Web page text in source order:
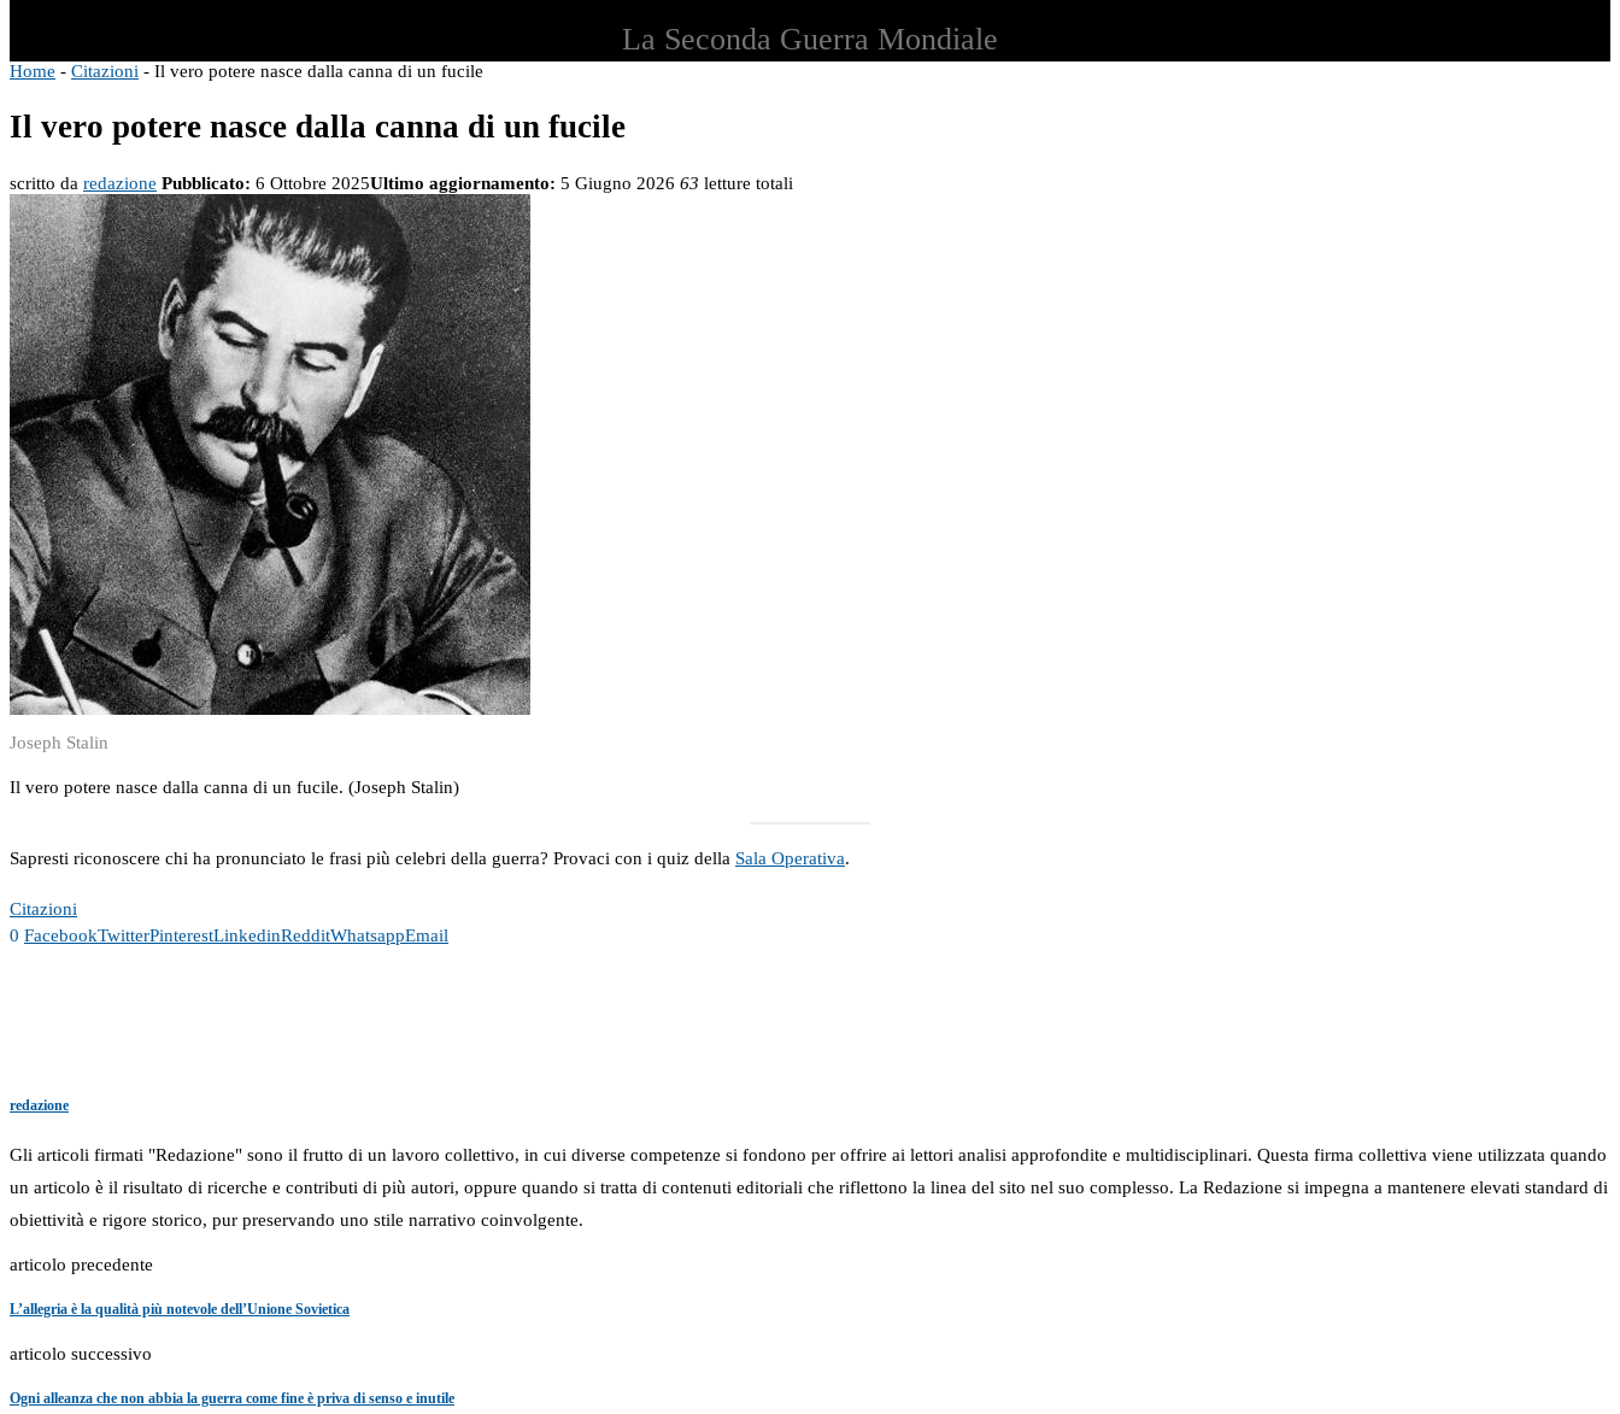
La Seconda Guerra Mondiale
Home - Citazioni - Il vero potere nasce dalla canna di un fucile
Il vero potere nasce dalla canna di un fucile
scritto da redazione Pubblicato: 6 Ottobre 2025Ultimo aggiornamento: 5 Giugno 2026 63 letture totali
Joseph Stalin
Il vero potere nasce dalla canna di un fucile. (Joseph Stalin)
Sapresti riconoscere chi ha pronunciato le frasi più celebri della guerra? Provaci con i quiz della Sala Operativa.
Citazioni
0 FacebookTwitterPinterestLinkedinRedditWhatsappEmail
redazione
Gli articoli firmati "Redazione" sono il frutto di un lavoro collettivo, in cui diverse competenze si fondono per offrire ai lettori analisi approfondite e multidisciplinari. Questa firma collettiva viene utilizzata quando
un articolo è il risultato di ricerche e contributi di più autori, oppure quando si tratta di contenuti editoriali che riflettono la linea del sito nel suo complesso. La Redazione si impegna a mantenere elevati standard di
obiettività e rigore storico, pur preservando uno stile narrativo coinvolgente.
articolo precedente
L’allegria è la qualità più notevole dell’Unione Sovietica
articolo successivo
Ogni alleanza che non abbia la guerra come fine è priva di senso e inutile